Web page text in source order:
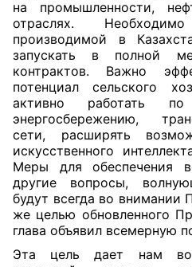
на промышленности,
отраслях.
производимой в
запускать в полной
контрактов. Важно
потенциал сельского
активно работать
энергосбережению,
сети, расширять
искусственного
Меры для обеспечения
другие вопросы,
будут всегда во внимании
же целью обновленного
глава объявил всемерную
Эта цель дает нам